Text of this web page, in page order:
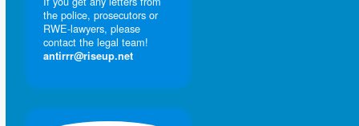
the police, prosecutors or
RWE-lawyers, please
contact the legal team!
antirrr@riseup.net